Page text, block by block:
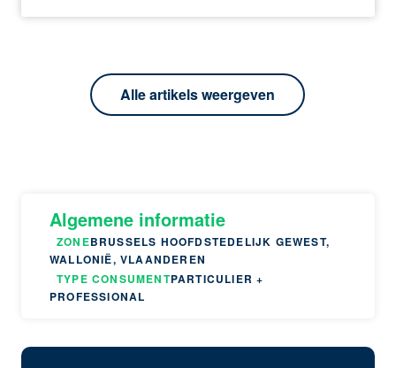
Alle artikels weergeven
Algemene informatie
ZONEBRUSSELS HOOFDSTEDELIJK GEWEST,
WALLONIË, VLAANDEREN
TYPE CONSUMENTPARTICULIER +
PROFESSIONAL